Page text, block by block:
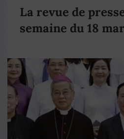
La revue de
semaine du 18